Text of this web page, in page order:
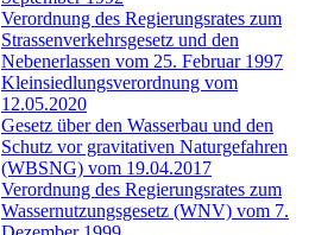
Verordnung des Regierungsrates zum
Strassenverkehrsgesetz und den
Nebenerlassen vom 25. Februar 1997
Kleinsiedlungsverordnung vom
12.05.2020
Gesetz über den Wasserbau und den
Schutz vor gravitativen Naturgefahren
(WBSNG) vom 19.04.2017
Verordnung des Regierungsrates zum
Wassernutzungsgesetz (WNV) vom 7.